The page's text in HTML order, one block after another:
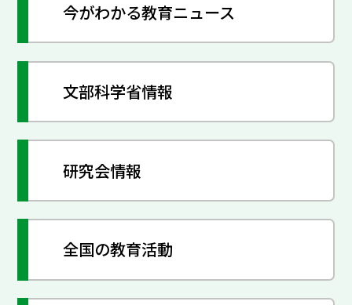
今がわかる教育ニュース
文部科学省情報
研究会情報
全国の教育活動